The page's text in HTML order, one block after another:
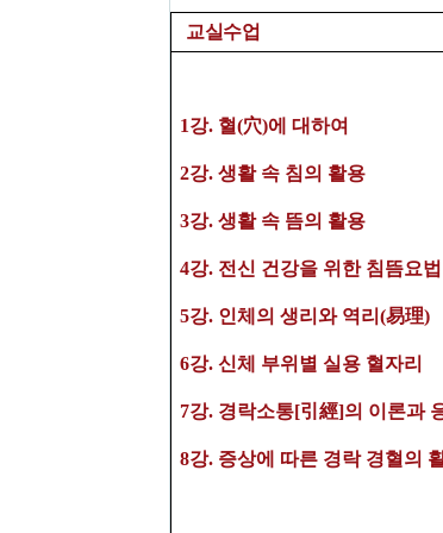
교실수업
1강. 혈(穴)에 대하여
2강. 생활 속 침의 활용
3강. 생활 속 뜸의 활용
4강. 전신 건강을 위한 침뜸요법
5강. 인체의 생리와 역리(易理)
6강. 신체 부위별 실용 혈자리
7강. 경락소통[引經]의 이론과
8강. 증상에 따른 경락 경혈의